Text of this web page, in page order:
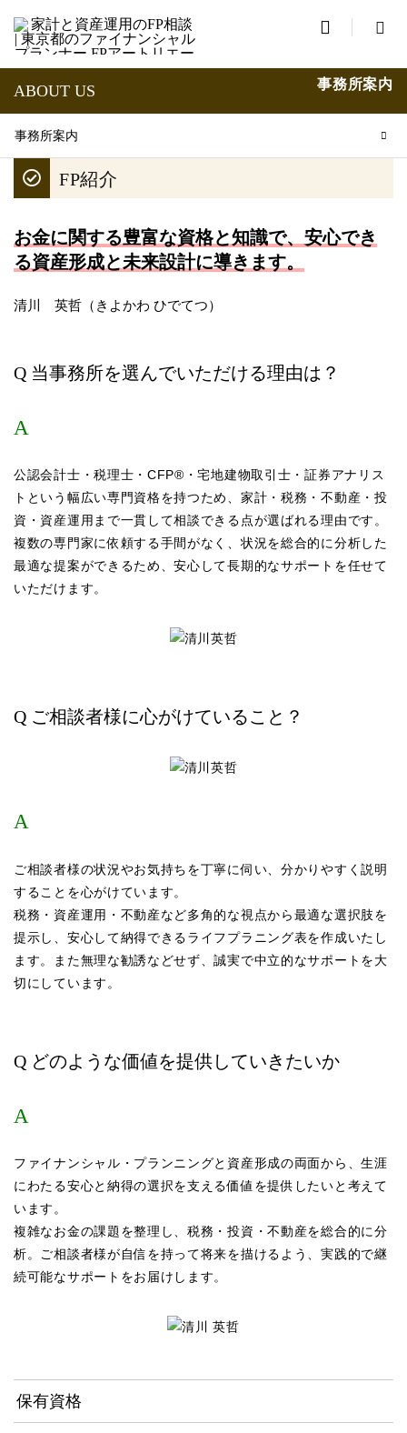

ABOUT US 事務所案内
事務所案内
FP紹介
お金に関する豊富な資格と知識で、安心でき
る資産形成と未来設計に導きます。
清川 英哲（きよかわ ひでてつ）
Q 当事務所を選んでいただける理由は？
A
公認会計士・税理士・CFP®・宅地建物取引士・証券アナリス
トという幅広い専門資格を持つため、家計・税務・不動産・投
資・資産運用まで一貫して相談できる点が選ばれる理由です。
複数の専門家に依頼する手間がなく、状況を総合的に分析した
最適な提案ができるため、安心して長期的なサポートを任せて
いただけます。
Q ご相談者様に心がけていること？
A
ご相談者様の状況やお気持ちを丁寧に伺い、分かりやすく説明
することを心がけています。
税務・資産運用・不動産など多角的な視点から最適な選択肢を
提示し、安心して納得できるライフプラニング表を作成いたし
ます。また無理な勧誘などせず、誠実で中立的なサポートを大
切にしています。
Q どのような価値を提供していきたいか
A
ファイナンシャル・プランニングと資産形成の両面から、生涯
にわたる安心と納得の選択を支える価値を提供したいと考えて
います。
複雑なお金の課題を整理し、税務・投資・不動産を総合的に分
析。ご相談者様が自信を持って将来を描けるよう、実践的で継
続可能なサポートをお届けします。
保有資格